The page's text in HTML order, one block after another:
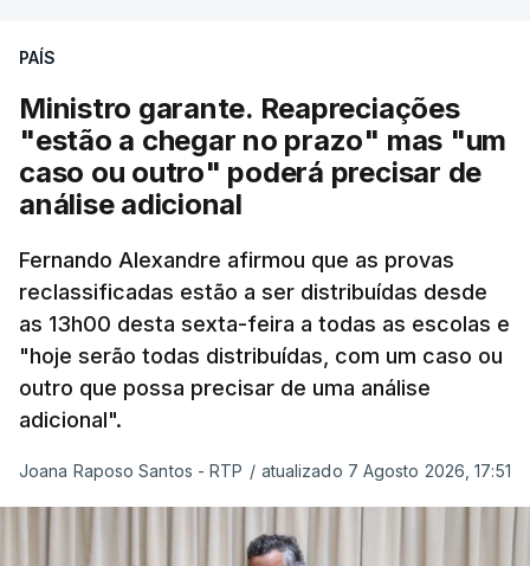
quadro de cooperação entre os Estados europeus
nota.
“Por outro lado, o presidente da República reitera
que a segurança das nossas fronteiras não é
incompatível com a dignidade humana. Atente-se
que as mulheres, homens e crianças que pedem
asilo e refúgio no nosso país fogem de guerras, de
conflitos armados, de perseguições políticas, entre
outras razões humanitárias”, acrescenta.
levanta “fundadas dúvidas quanto a saber se é
acautelado o interesse superior da criança”,
nomeadamente ao possibilitar a “separação
PAÍS
Ministro garante. Reapreciações
"estão a chegar no prazo" mas "um
caso ou outro" poderá precisar de
análise adicional
Fernando Alexandre afirmou que as provas
reclassificadas estão a ser distribuídas desde
as 13h00 desta sexta-feira a todas as escolas e
"hoje serão todas distribuídas, com um caso ou
outro que possa precisar de uma análise
adicional".
Joana Raposo Santos - RTP / atualizado 7 Agosto 2026, 17:51